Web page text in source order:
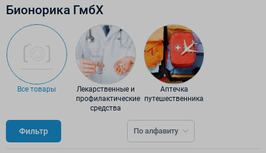
Бионорика ГмбХ
Все товары
Лекарственные и
профилактические
средства
Аптечка
путешественника
Фильтр По алфавиту